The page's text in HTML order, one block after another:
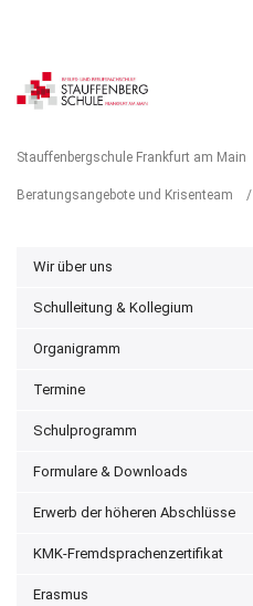
Schulportal Termine
Stauffenbergschule Frankfurt am Main
Beratungsangebote und Krisenteam /
Wir über uns
Schulleitung & Kollegium
Organigramm
Termine
Schulprogramm
Formulare & Downloads
Erwerb der höheren Abschlüsse
KMK-Fremdsprachenzertifikat
Erasmus